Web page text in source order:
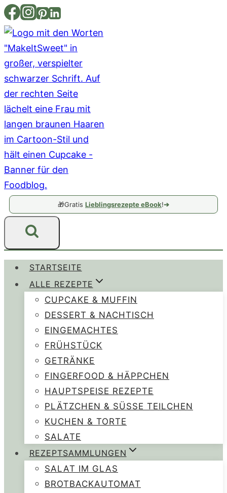
Zum
Inhalt
springen
🎁Gratis Lieblingsrezepte eBook!➔
STARTSEITE
ALLE REZEPTE
CUPCAKE & MUFFIN
DESSERT & NACHTISCH
EINGEMACHTES
FRÜHSTÜCK
GETRÄNKE
FINGERFOOD & HÄPPCHEN
HAUPTSPEISE REZEPTE
PLÄTZCHEN & SÜSSE TEILCHEN
KUCHEN & TORTE
SALATE
REZEPTSAMMLUNGEN
SALAT IM GLAS
BROTBACKAUTOMAT